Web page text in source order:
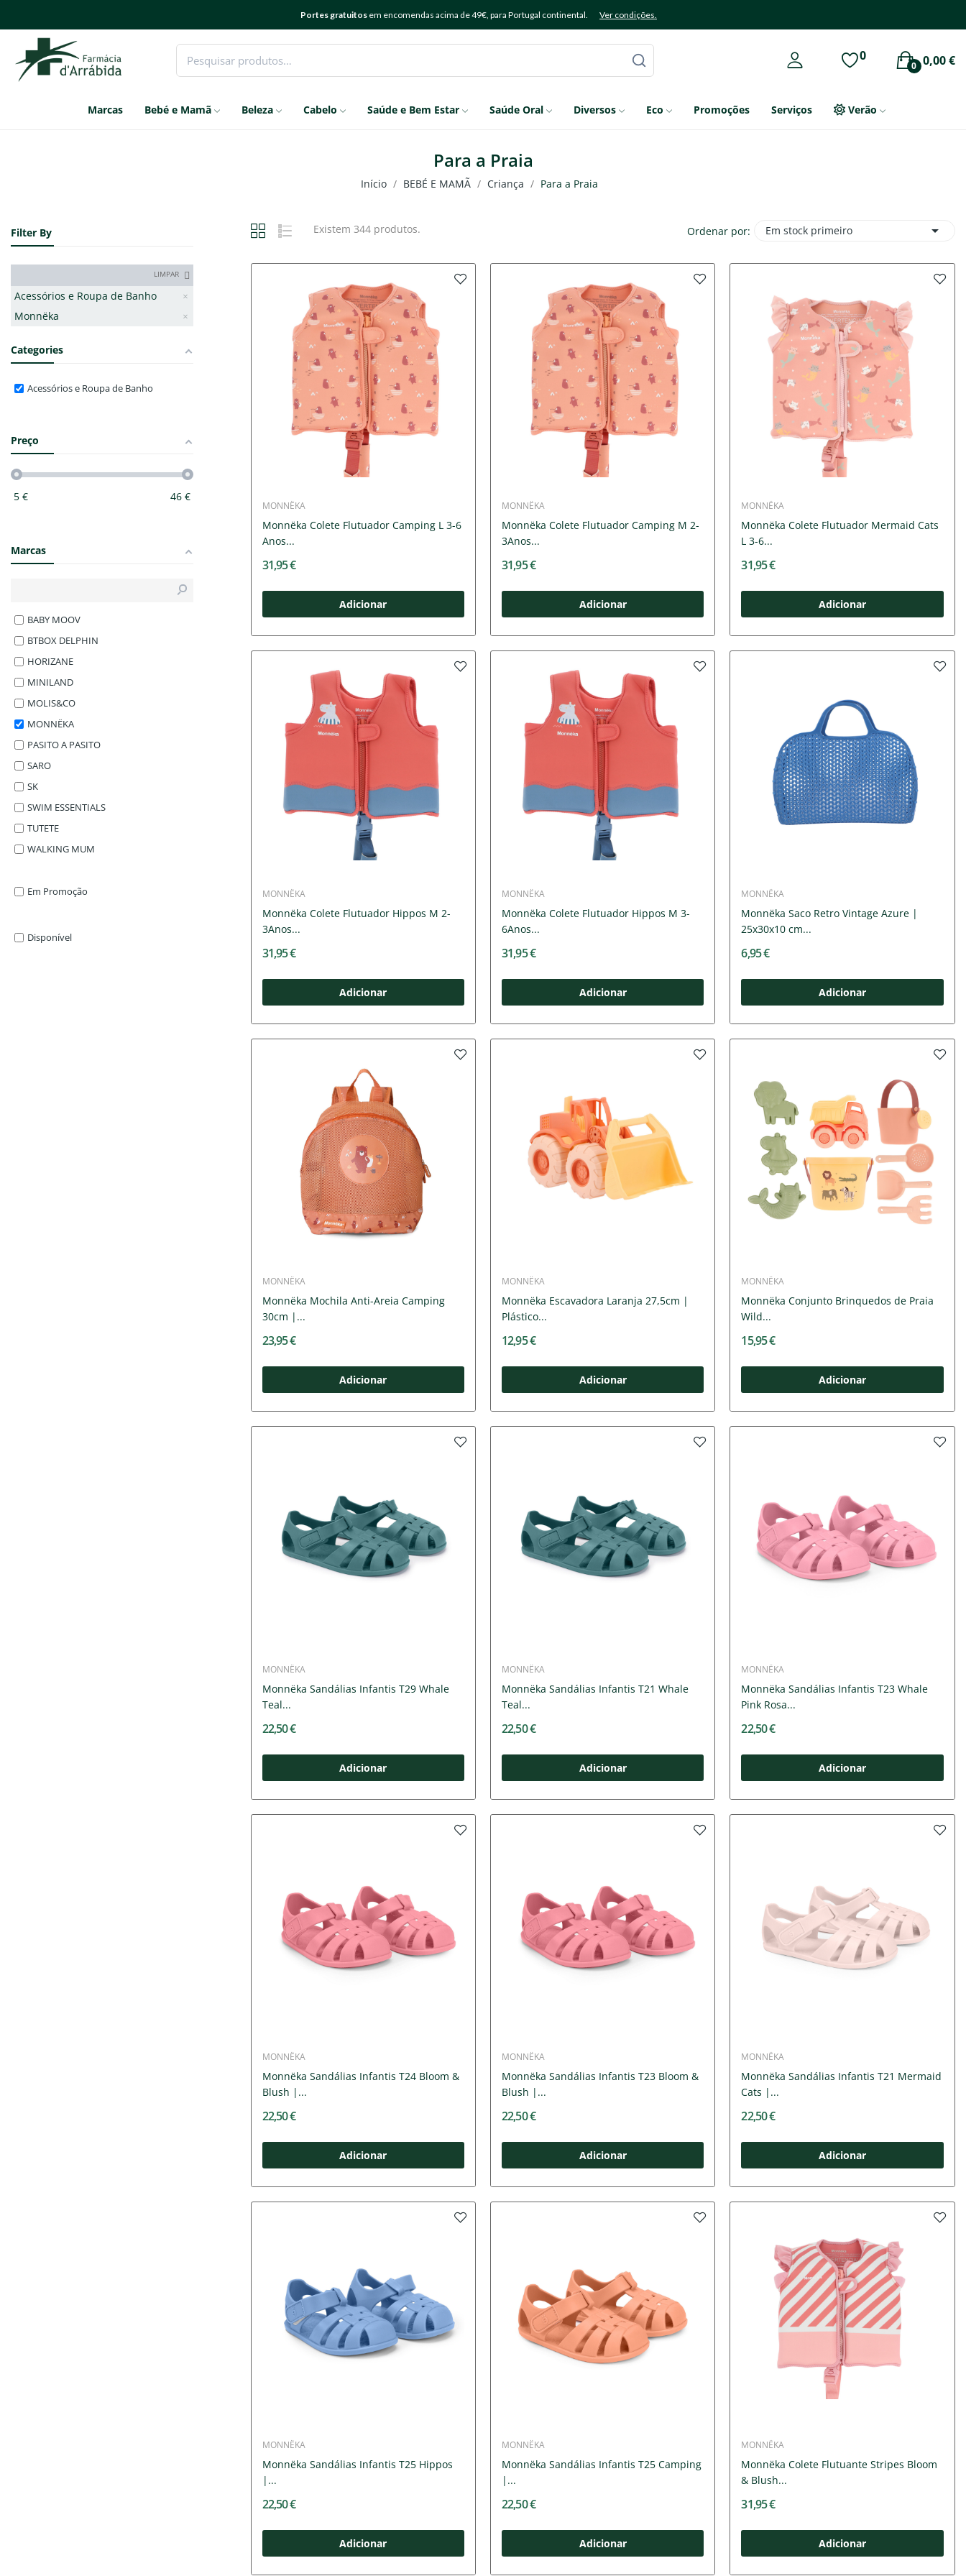
Portes gratuitos em encomendas acima de 49€, para Portugal continental. Ver condições.
0 0,00 €
0
Marcas Bebé e Mamã Beleza Cabelo Saúde e Bem Estar Saúde Oral Diversos Eco Promoções Serviços Verão
Para a Praia
Início BEBÉ E MAMÃ Criança Para a Praia
Filter By
LIMPAR
Acessórios e Roupa de Banho
Monnëka
Categories
Acessórios e Roupa de Banho
Preço
5 € 46€
Marcas
BABY MOOV
BTBOX DELPHIN
HORIZANE
MINILAND
MOLIS&CO
MONNËKA
PASITO A PASITO
SARO
SK
SWIM ESSENTIALS
TUTETE
WALKING MUM
Em Promoção
Disponível
Existem 344 produtos. Ordenar por: Em stock primeiro 
MONNËKA
Monnëka Colete Flutuador Camping L 3-6
Anos...
31,95 €
Adicionar
MONNËKA
Monnëka Colete Flutuador Camping M 2-
3Anos...
31,95 €
Adicionar
MONNËKA
Monnëka Colete Flutuador Mermaid Cats
L 3-6...
31,95 €
Adicionar
MONNËKA
Monnëka Colete Flutuador Hippos M 2-
3Anos...
31,95 €
Adicionar
MONNËKA
Monnëka Colete Flutuador Hippos M 3-
6Anos...
31,95 €
Adicionar
MONNËKA
Monnëka Saco Retro Vintage Azure |
25x30x10 cm...
6,95 €
Adicionar
MONNËKA
Monnëka Mochila Anti-Areia Camping
30cm |...
23,95 €
Adicionar
MONNËKA
Monnëka Escavadora Laranja 27,5cm |
Plástico...
12,95 €
Adicionar
MONNËKA
Monnëka Conjunto Brinquedos de Praia
Wild...
15,95 €
Adicionar
MONNËKA
Monnëka Sandálias Infantis T29 Whale
Teal...
22,50 €
Adicionar
MONNËKA
Monnëka Sandálias Infantis T21 Whale
Teal...
22,50 €
Adicionar
MONNËKA
Monnëka Sandálias Infantis T23 Whale
Pink Rosa...
22,50 €
Adicionar
MONNËKA
Monnëka Sandálias Infantis T24 Bloom &
Blush |...
22,50 €
Adicionar
MONNËKA
Monnëka Sandálias Infantis T23 Bloom &
Blush |...
22,50 €
Adicionar
MONNËKA
Monnëka Sandálias Infantis T21 Mermaid
Cats |...
22,50 €
Adicionar
MONNËKA
Monnëka Sandálias Infantis T25 Hippos
|...
22,50 €
Adicionar
MONNËKA
Monnëka Sandálias Infantis T25 Camping
|...
22,50 €
Adicionar
MONNËKA
Monnëka Colete Flutuante Stripes Bloom
& Blush...
31,95 €
Adicionar